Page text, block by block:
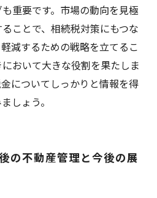
重要です。市場の動向を見極
ことで、相続税対策にもつな
減するための戦略を立てるこ
おいて大きな役割を果たしま
についてしっかりと情報を得
しょう。
の不動産管理と今後の展